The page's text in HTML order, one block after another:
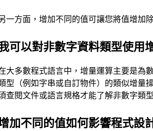
一方面，增加不同的值可讓您將值增加
可以對非數字資料類型使用
大多數程式語言中，增量運算主要是為
型（例如字串或自訂物件）的類似增量
查閱文件或語言規格才能了解非數字類
加不同的值如何影響程式設